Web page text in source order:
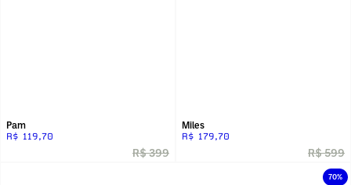
Pam
R$ 119,70
R$ 399
70%
Miles
R$ 179,70
R$ 599